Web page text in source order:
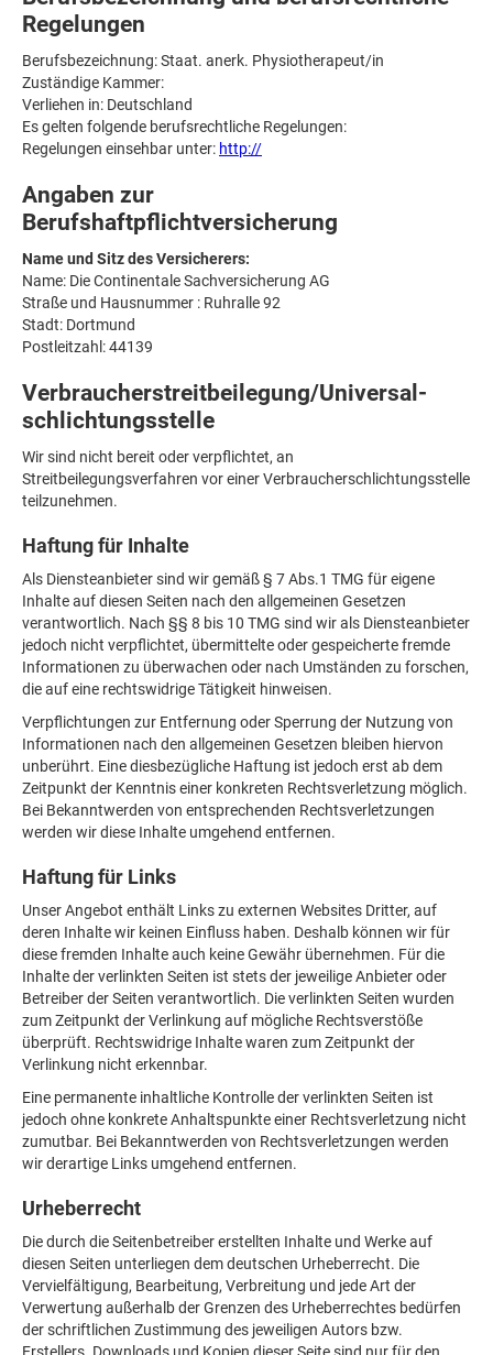
Regelungen
Berufsbezeichnung: Staat. anerk. Physiotherapeut/in
Zuständige Kammer:
Verliehen in: Deutschland
Es gelten folgende berufsrechtliche Regelungen:
Regelungen einsehbar unter: http://
Angaben zur
Berufshaftpflichtversicherung
Name und Sitz des Versicherers:
Name: Die Continentale Sachversicherung AG
Straße und Hausnummer : Ruhralle 92
Stadt: Dortmund
Postleitzahl: 44139
Verbraucher­streit­beilegung/Universal­
schlichtungs­stelle
Wir sind nicht bereit oder verpflichtet, an
Streitbeilegungsverfahren vor einer Verbraucherschlichtungsstelle
teilzunehmen.
Haftung für Inhalte
Als Diensteanbieter sind wir gemäß § 7 Abs.1 TMG für eigene
Inhalte auf diesen Seiten nach den allgemeinen Gesetzen
verantwortlich. Nach §§ 8 bis 10 TMG sind wir als Diensteanbieter
jedoch nicht verpflichtet, übermittelte oder gespeicherte fremde
Informationen zu überwachen oder nach Umständen zu forschen,
die auf eine rechtswidrige Tätigkeit hinweisen.
Verpflichtungen zur Entfernung oder Sperrung der Nutzung von
Informationen nach den allgemeinen Gesetzen bleiben hiervon
unberührt. Eine diesbezügliche Haftung ist jedoch erst ab dem
Zeitpunkt der Kenntnis einer konkreten Rechtsverletzung möglich.
Bei Bekanntwerden von entsprechenden Rechtsverletzungen
werden wir diese Inhalte umgehend entfernen.
Haftung für Links
Unser Angebot enthält Links zu externen Websites Dritter, auf
deren Inhalte wir keinen Einfluss haben. Deshalb können wir für
diese fremden Inhalte auch keine Gewähr übernehmen. Für die
Inhalte der verlinkten Seiten ist stets der jeweilige Anbieter oder
Betreiber der Seiten verantwortlich. Die verlinkten Seiten wurden
zum Zeitpunkt der Verlinkung auf mögliche Rechtsverstöße
überprüft. Rechtswidrige Inhalte waren zum Zeitpunkt der
Verlinkung nicht erkennbar.
Eine permanente inhaltliche Kontrolle der verlinkten Seiten ist
jedoch ohne konkrete Anhaltspunkte einer Rechtsverletzung nicht
zumutbar. Bei Bekanntwerden von Rechtsverletzungen werden
wir derartige Links umgehend entfernen.
Urheberrecht
Die durch die Seitenbetreiber erstellten Inhalte und Werke auf
diesen Seiten unterliegen dem deutschen Urheberrecht. Die
Vervielfältigung, Bearbeitung, Verbreitung und jede Art der
Verwertung außerhalb der Grenzen des Urheberrechtes bedürfen
der schriftlichen Zustimmung des jeweiligen Autors bzw.